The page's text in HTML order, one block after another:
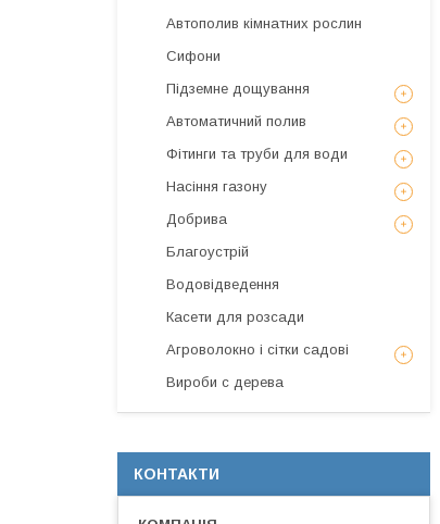
Автополив кімнатних рослин
Сифони
Підземне дощування
Автоматичний полив
Фітинги та труби для води
Насіння газону
Добрива
Благоустрій
Водовідведення
Касети для розсади
Агроволокно і сітки садові
Вироби с дерева
КОНТАКТИ